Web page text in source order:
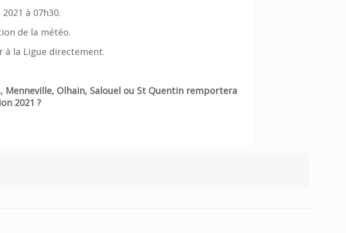
à 07h30.
de la météo.
à la Ligue directement.
Menneville, Olhain, Salouel ou St Quentin remportera
2021 ?